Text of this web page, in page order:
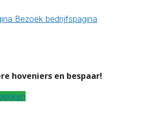
Bezoek bedrijfspagina
hoveniers en bespaar!